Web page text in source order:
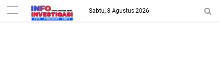
-->
Sabtu, 8 Agustus 2026